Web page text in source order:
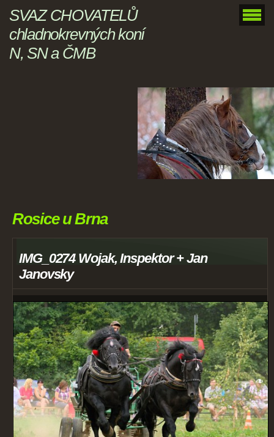
SVAZ CHOVATELŮ
chladnokrevných koní
N, SN a ČMB
Rosice u Brna
IMG_0274 Wojak, Inspektor + Jan
Janovsky